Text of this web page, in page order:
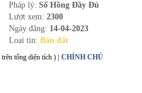
Pháp lý: Sổ Hồng Đầy Đủ
Lượt xem: 2300
Ngày đăng: 14-04-2023
Loại tin: Bán đất
trên tổng diện tích ) | CHÍNH CHỦ